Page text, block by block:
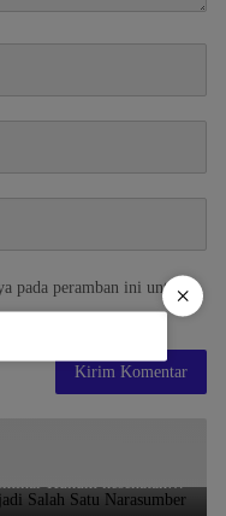
pada peramban ini untuk
Menjadi Salah
Hukum kesehatan
×